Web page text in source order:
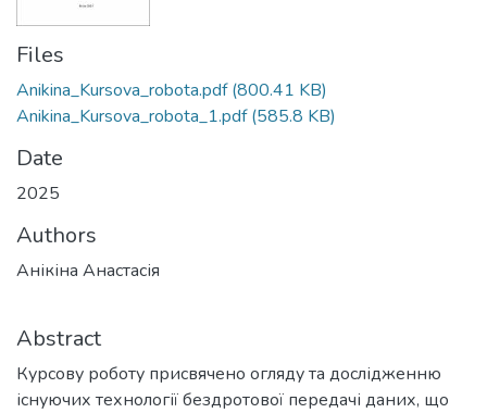
Files
Anikina_Kursova_robota.pdf(800.41 KB)
Anikina_Kursova_robota_1.pdf(585.8 KB)
Date
2025
Authors
Анікіна Анастасія
Abstract
Курсову роботу присвячено огляду та дослідженню
існуючих технології бездротової передачі даних, що